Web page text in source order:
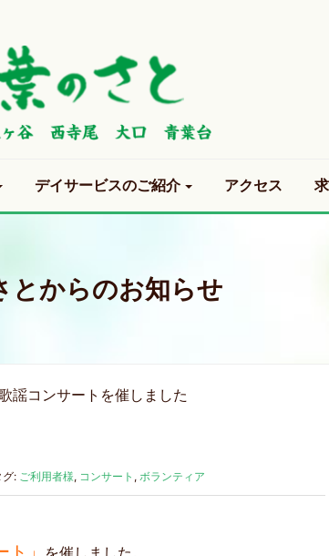
デイサービスのご紹介 アクセス
とからのお知らせ
謡コンサートを催しました
グ: ご利用者様, コンサート , ボランティア
」
を催しました。